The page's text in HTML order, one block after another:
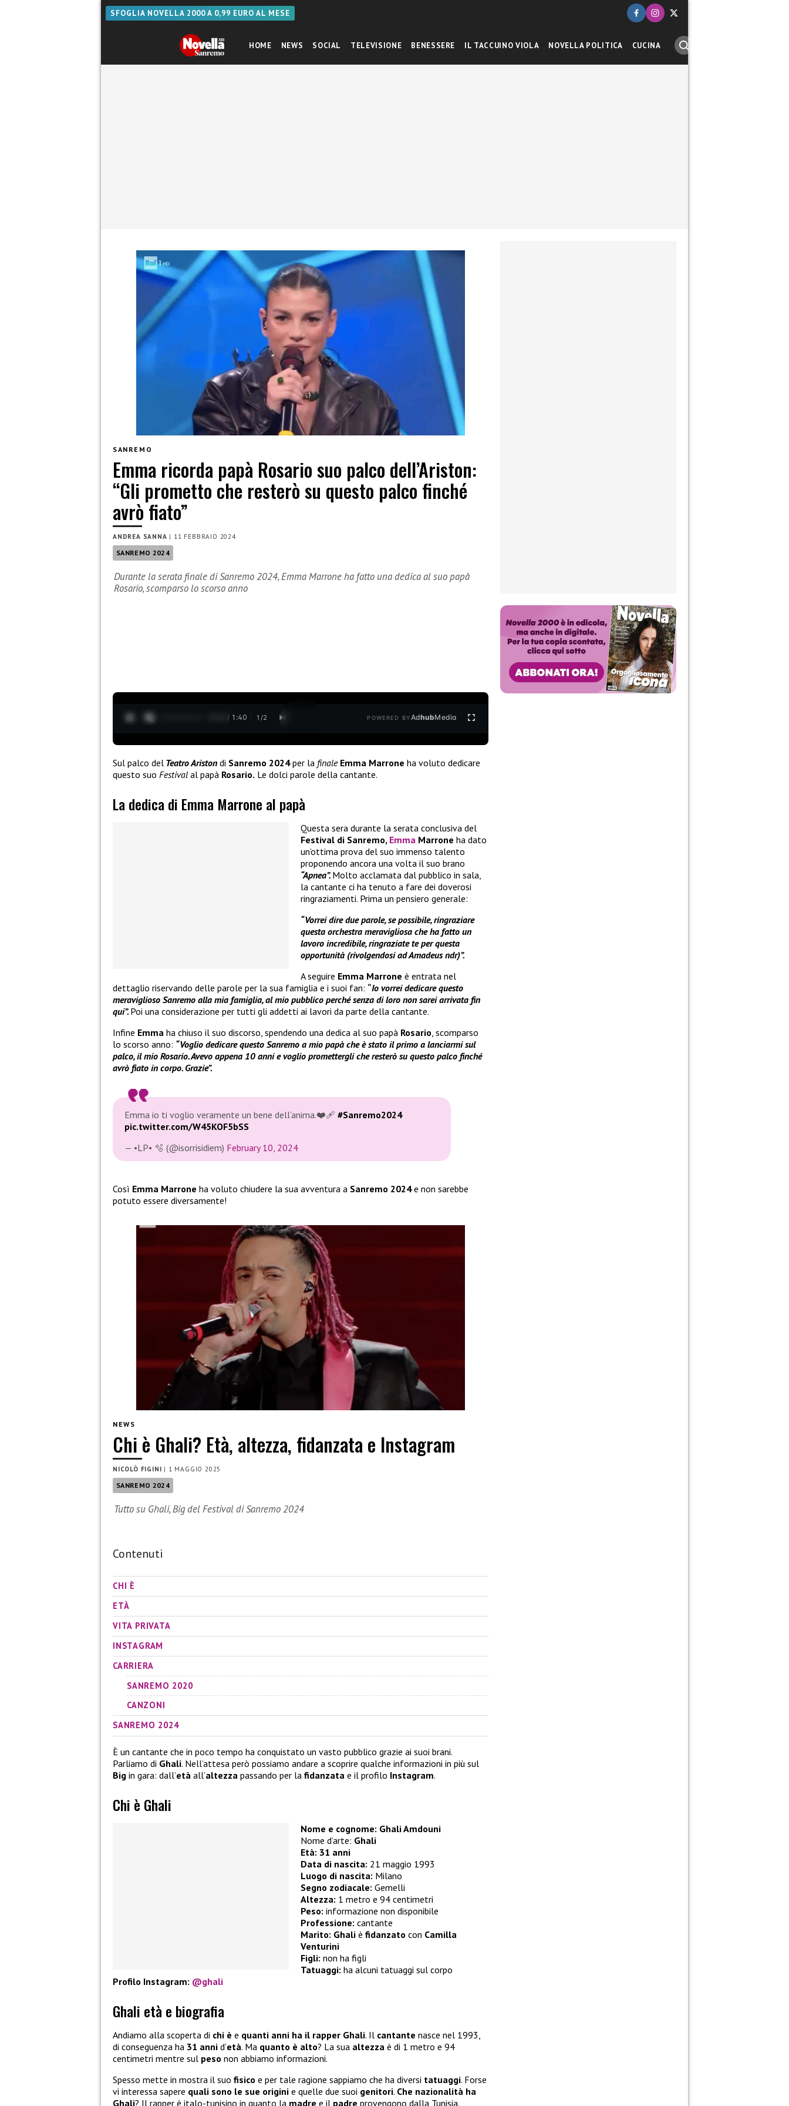
SFOGLIA NOVELLA 2000 A 0,99 EURO AL MESE
HOME NEWS SOCIAL TELEVISIONE BENESSERE IL TACCUINO VIOLA NOVELLA POLITICA CUCINA
SANREMO
Emma ricorda papà Rosario suo palco dell’Ariston:
“Gli prometto che resterò su questo palco finché
avrò fiato”
ANDREA SANNA | 11 FEBBRAIO 2024
SANREMO 2024
Durante la serata finale di Sanremo 2024, Emma Marrone ha fatto una dedica al suo papà
Rosario, scomparso lo scorso anno
0:13 / 1:40 1 /2 POWERED BYAdhubMedia
Sul palco del Teatro Ariston di Sanremo 2024per la finale Emma Marrone ha voluto dedicare
questo suo Festival al papà Rosario. Le dolci parole della cantante.
La dedica di Emma Marrone al papà
Questa sera durante la serata conclusiva del
Festival di Sanremo, Emma Marrone ha dato
un’ottima prova del suo immenso talento
proponendo ancora una volta il suo brano
“Apnea”. Molto acclamata dal pubblico in sala,
la cantante ci ha tenuto a fare dei doverosi
ringraziamenti. Prima un pensiero generale:
“Vorrei dire due parole, se possibile, ringraziare
questa orchestra meravigliosa che ha fatto un
lavoro incredibile, ringraziate te per questa
opportunità (rivolgendosi ad Amadeus ndr)”.
A seguire Emma Marrone è entrata nel
dettaglio riservando delle parole per la sua famiglia e i suoi fan: “Io vorrei dedicare questo
meraviglioso Sanremo alla mia famiglia, al mio pubblico perché senza di loro non sarei arrivata fin
qui”. Poi una considerazione per tutti gli addetti ai lavori da parte della cantante.
Infine Emma ha chiuso il suo discorso, spendendo una dedica al suo papà Rosario, scomparso
lo scorso anno: “Voglio dedicare questo Sanremo a mio papà che è stato il primo a lanciarmi sul
palco, il mio Rosario. Avevo appena 10 anni e voglio promettergli che resterò su questo palco finché
avrò fiato in corpo. Grazie”.
Emma io ti voglio veramente un bene dell’anima.❤️‍🩹 #Sanremo2024
pic.twitter.com/W45KOF5bSS
— •LP• 🫧 (@isorrisidiem) February 10, 2024
Così Emma Marrone ha voluto chiudere la sua avventura a Sanremo 2024e non sarebbe
potuto essere diversamente!
NEWS
Chi è Ghali? Età, altezza, fidanzata e Instagram
NICOLÒ FIGINI | 1 MAGGIO 2025
SANREMO 2024
Tutto su Ghali, Big del Festival di Sanremo 2024
Contenuti
CHI È
ETÀ
VITA PRIVATA
INSTAGRAM
CARRIERA
SANREMO 2020
CANZONI
SANREMO 2024
È un cantante che in poco tempo ha conquistato un vasto pubblico grazie ai suoi brani.
Parliamo di Ghali. Nell’attesa però possiamo andare a scoprire qualche informazioni in più sul
Big in gara: dall’età all’altezza passando per la fidanzata e il profilo Instagram.
Chi è Ghali
Nome e cognome: Ghali Amdouni
Nome d’arte: Ghali
Età: 31 anni
Data di nascita: 21 maggio 1993
Luogo di nascita: Milano
Segno zodiacale: Gemelli
Altezza: 1 metro e 94 centimetri
Peso: informazione non disponibile
Professione: cantante
Marito: Ghali è fidanzato con Camilla
Venturini
Figli: non ha figli
Tatuaggi: ha alcuni tatuaggi sul corpo
Profilo Instagram: @ghali
Ghali età e biografia
Andiamo alla scoperta di chi è e quanti anni ha il rapper Ghali. Il cantante nasce nel 1993,
di conseguenza ha 31 anni d’età. Ma quanto è alto? La sua altezza è di 1 metro e 94
centimetri mentre sul peso non abbiamo informazioni.
Spesso mette in mostra il suo fisico e per tale ragione sappiamo che ha diversi tatuaggi. Forse
vi interessa sapere quali sono le sue origini e quelle due suoi genitori. Che nazionalità ha
Ghali? Il rapper è italo-tunisino in quanto la madre e il padre provengono dalla Tunisia.